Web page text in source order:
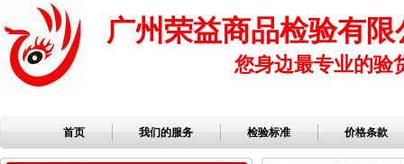
广州荣益商品检验有限
您身边最专业的验
首页 我们的服务 检验标准 价格条款